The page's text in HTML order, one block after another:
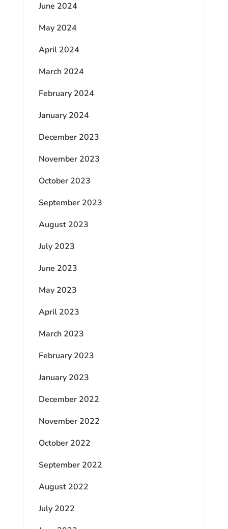
June 2024
May 2024
April 2024
March 2024
February 2024
January 2024
December 2023
November 2023
October 2023
September 2023
August 2023
July 2023
June 2023
May 2023
April 2023
March 2023
February 2023
January 2023
December 2022
November 2022
October 2022
September 2022
August 2022
July 2022